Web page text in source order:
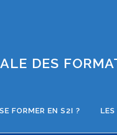
DES
FORMER EN S2I ? LES